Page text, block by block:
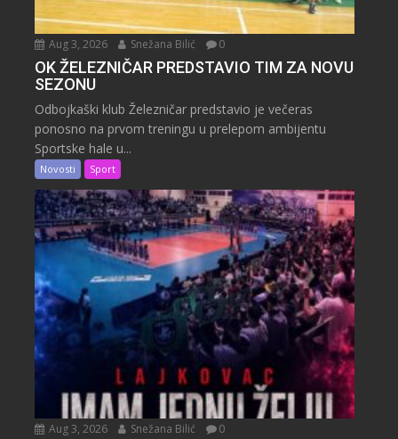
Aug 3, 2026 Snežana Bilić 0
OK ŽELEZNIČAR PREDSTAVIO TIM ZA NOVU
SEZONU
Odbojkaški klub Železničar predstavio je večeras
ponosno na prvom treningu u prelepom ambijentu
Sportske hale u...
Novosti Sport
Aug 3, 2026 Snežana Bilić 0